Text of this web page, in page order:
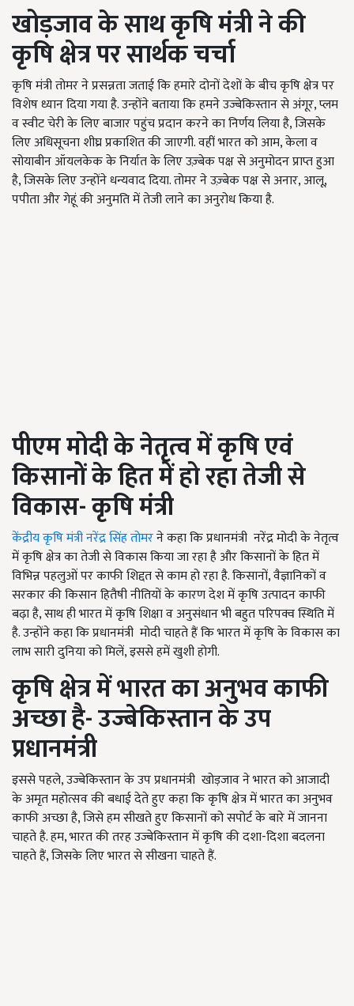
खोड़जाव के साथ कृषि मंत्री ने की
कृषि क्षेत्र पर सार्थक चर्चा
कृषि मंत्री तोमर ने प्रसन्नता जताई कि हमारे दोनों देशों के बीच कृषि क्षेत्र पर
विशेष ध्यान दिया गया है. उन्होंने बताया कि हमने उज्बेकिस्तान से अंगूर, प्लम
व स्वीट चेरी के लिए बाजार पहुंच प्रदान करने का निर्णय लिया है, जिसके
लिए अधिसूचना शीघ्र प्रकाशित की जाएगी. वहीं भारत को आम, केला व
सोयाबीन ऑयलकेक के निर्यात के लिए उज़्बेक पक्ष से अनुमोदन प्राप्त हुआ
है, जिसके लिए उन्होंने धन्यवाद दिया. तोमर ने उज़्बेक पक्ष से अनार, आलू,
पपीता और गेहूं की अनुमति में तेजी लाने का अनुरोध किया है.
पीएममोदीकेनेतृत्वमेंकृषिएवं
किसानोंकेहितमेंहोरहातेजीसे
विकास-कृषिमंत्री
केंद्रीय कृषि मंत्री नरेंद्र सिंह तोमरने कहा कि प्रधानमंत्री नरेंद्र मोदी के नेतृत्व
में कृषि क्षेत्र का तेजी से विकास किया जा रहा है और किसानों के हित में
विभिन्न पहलुओं पर काफी शिद्दत से काम हो रहा है. किसानों, वैज्ञानिकों व
सरकार की किसान हितैषी नीतियों के कारण देश में कृषि उत्पादन काफी
बढ़ा है, साथ ही भारत में कृषि शिक्षा व अनुसंधान भी बहुत परिपक्व स्थिति में
है. उन्होंने कहा कि प्रधानमंत्री मोदी चाहते हैं कि भारत में कृषि के विकास का
लाभ सारी दुनिया को मिलें, इससे हमें खुशी होगी.
कृषिक्षेत्रमेंभारतकाअनुभवकाफी
अच्छाहै- उज्बेकिस्तानकेउप
प्रधानमंत्री
इससे पहले, उज्बेकिस्तान के उप प्रधानमंत्री खोड़जाव ने भारत को आजादी
के अमृत महोत्सव की बधाई देते हुए कहा कि कृषि क्षेत्र में भारत का अनुभव
काफी अच्छा है, जिसे हम सीखते हुए किसानों को सपोर्ट के बारे में जानना
चाहते है. हम, भारत की तरह उज्बेकिस्तान में कृषि की दशा-दिशा बदलना
चाहते हैं, जिसके लिए भारत से सीखना चाहते हैं.